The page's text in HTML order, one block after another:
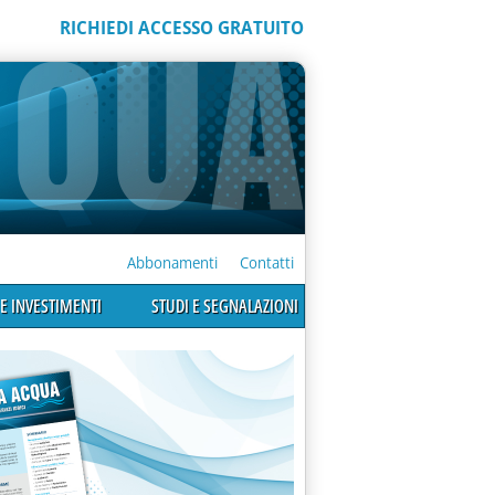
RICHIEDI ACCESSO GRATUITO
Abbonamenti Contatti
INVESTIMENTI STUDI E SEGNALAZIONI